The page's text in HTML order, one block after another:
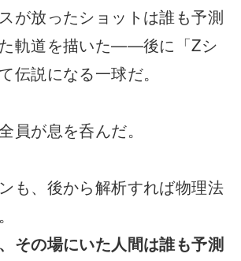
が放ったショットは誰も予測
軌道を描いた——後に「Zシ
伝説になる一球だ。
員が息を呑んだ。
も、後から解析すれば物理法
その場にいた人間は誰も予測